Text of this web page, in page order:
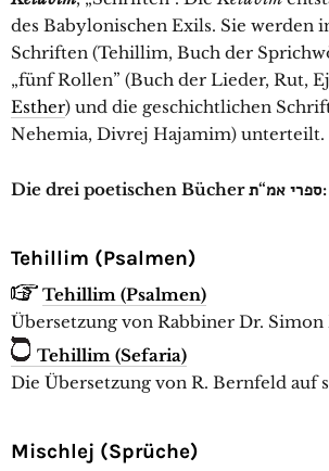
des Babylonischen Exils. Sie werden
Schriften (Tehillim, Buch der
„fünf Rollen” (Buch der Lieder, Rut,
Esther) und die geschichtlichen
Nehemia, Divrej Hajamim) unterteilt.
Die drei poetischen Bücher ספרי אמ“ת:
Tehillim (Psalmen)
Tehillim (Psalmen)
Übersetzung von Rabbiner Dr.
Tehillim (Sefaria)
Die Übersetzung von R. Bernfeld auf
Mischlej (Sprüche)